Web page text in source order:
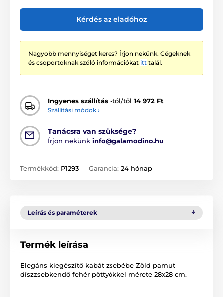
Kérdés az eladóhoz
Nagyobb mennyiséget keres? Írjon nekünk. Cégeknek
és csoportoknak szóló információkat itt talál.
Ingyenes szállítás -tól/től 14 972 Ft
Szállítási módok ›
Tanácsra van szüksége?
Írjon nekünk info@galamodino.hu
Termékkód: P1293 Garancia: 24 hónap
Leírás és paraméterek
Termék leírása
Elegáns kiegészítő kabát zsebébe Zöld pamut
díszzsebkendő fehér pöttyökkel mérete 28x28 cm.